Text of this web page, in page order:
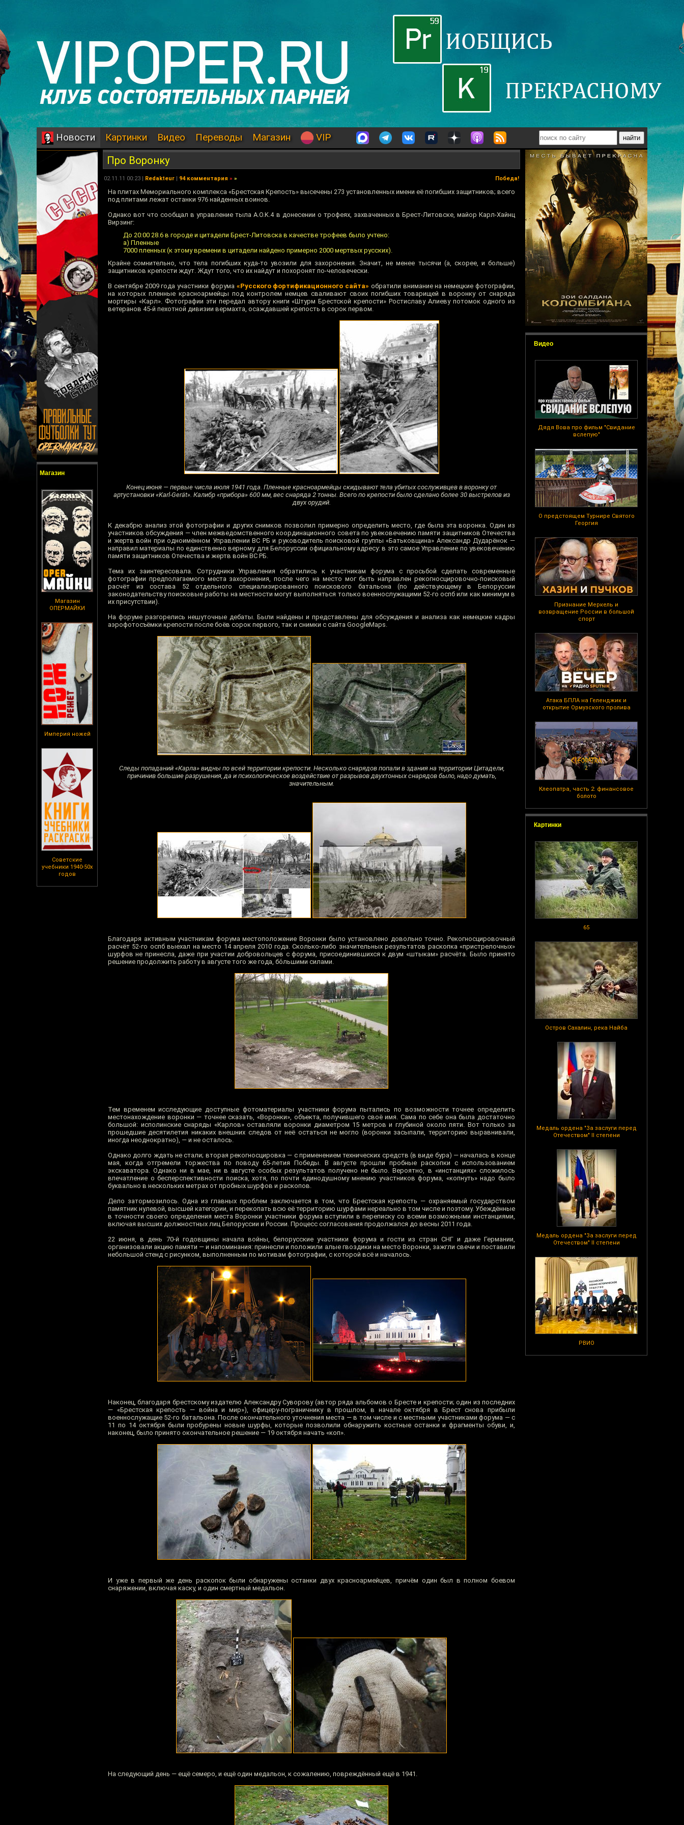
Новости Картинки Видео Переводы Магазин VIP
Магазин
Магазин
ОПЕРМАЙКИ
Империя ножей
Советские
учебники 1940-50х
годов
Видео
Дядя Вова про фильм "Свидание
вслепую"
О предстоящем Турнире Святого
Георгия
Признание Меркель и
возвращение России в большой
спорт
Атака БПЛА на Геленджик и
открытие Ормузского пролива
Клеопатра, часть 2: финансовое
болото
Картинки
65
Остров Сахалин, река Найба
Медаль ордена "За заслуги перед
Отечеством" II степени
Медаль ордена "За заслуги перед
Отечеством" II степени
РВИО
Про Воронку
02.11.11 00:23 | Redakteur | 94 комментария » » Победа!
На плитах Мемориального комплекса «Брестская Крепость» высечены 273 установленных имени её погибших защитников; всего
под плитами лежат останки 976 найденных воинов.
Однако вот что сообщал в управление тыла A.O.K.4 в донесении о трофеях, захваченных в Брест-Литовске, майор Карл-Хайнц
Вирзинг:
До 20:00 28.6 в городе и цитадели Брест-Литовска в качестве трофеев было учтено:
a) Пленные
7000 пленных (к этому времени в цитадели найдено примерно 2000 мертвых русских).
Крайне сомнительно, что тела погибших куда-то увозили для захоронения. Значит, не менее тысячи (а, скорее, и больше)
защитников крепости ждут. Ждут того, что их найдут и похоронят по-человечески.
В сентябре 2009 года участники форума «Русского фортификационного сайта» обратили внимание на немецкие фотографии,
на которых пленные красноармейцы под контролем немцев сваливают своих погибших товарищей в воронку от снаряда
мортиры «Карл». Фотографии эти передал автору книги «Штурм Брестской крепости» Ростиславу Алиеву потомок одного из
ветеранов 45-й пехотной дивизии вермахта, осаждавшей крепость в сорок первом.
Конец июня — первые числа июля 1941 года. Пленные красноармейцы скидывают тела убитых сослуживцев в воронку от
артустановки «Karl-Gerät». Калибр «прибора» 600 мм, вес снаряда 2 тонны. Всего по крепости было сделано более 30 выстрелов из
двух орудий.
К декабрю анализ этой фотографии и других снимков позволил примерно определить место, где была эта воронка. Один из
участников обсуждения — член межведомственного координационного совета по увековечению памяти защитников Отечества
и жертв войн при одноимённом Управлении ВС РБ и руководитель поисковой группы «Батьковщина» Александр Дударёнок —
направил материалы по единственно верному для Белоруссии официальному адресу: в это самое Управление по увековечению
памяти защитников Отечества и жертв войн ВС РБ.
Тема их заинтересовала. Сотрудники Управления обратились к участникам форума с просьбой сделать современные
фотографии предполагаемого места захоронения, после чего на место мог быть направлен рекогносцировочно-поисковый
расчёт из состава 52 отдельного специализированного поискового батальона (по действующему в Белоруссии
законодательству поисковые работы на местности могут выполняться только военнослужащими 52-го оспб или как минимум в
их присутствии).
На форуме разгорелись нешуточные дебаты. Были найдены и представлены для обсуждения и анализа как немецкие кадры
аэрофотосъёмки крепости после боёв сорок первого, так и снимки с сайта GoogleMaps.
Cледы попаданий «Карла» видны по всей территории крепости. Несколько снарядов попали в здания на территории Цитадели,
причинив большие разрушения, да и психологическое воздействие от разрывов двухтонных снарядов было, надо думать,
значительным.
Благодаря активным участникам форума местоположение Воронки было установлено довольно точно. Рекогносцировочный
расчёт 52-го оспб выехал на место 14 апреля 2010 года. Сколько-либо значительных результатов раскопка «пристрелочных»
шурфов не принесла, даже при участии добровольцев с форума, присоединившихся к двум «штыкам» расчёта. Было принято
решение продолжить работу в августе того же года, бо́льшими силами.
Тем временем исследующие доступные фотоматериалы участники форума пытались по возможности точнее определить
местонахождение воронки — точнее сказать, «Воронки», объекта, получившего своё имя. Сама по себе она была достаточно
большой: исполинские снаряды «Карлов» оставляли воронки диаметром 15 метров и глубиной около пяти. Вот только за
прошедшие десятилетия никаких внешних следов от неё остаться не могло (воронки засыпали, территорию выравнивали,
иногда неоднократно), — и не осталось.
Однако долго ждать не стали; вторая рекогносцировка — с применением технических средств (в виде бура) — началась в конце
мая, когда отгремели торжества по поводу 65-летия Победы. В августе прошли пробные раскопки с использованием
экскаватора. Однако ни в мае, ни в августе особых результатов получено не было. Вероятно, в «инстанциях» сложилось
впечатление о бесперспективности поиска, хотя, по почти единодушному мнению участников форума, «копнуть» надо было
буквально в нескольких метрах от пробных шурфов и раскопов.
Дело затормозилось. Одна из главных проблем заключается в том, что Брестская крепость — охраняемый государством
памятник нулевой, высшей категории, и перекопать всю её территорию шурфами нереально в том числе и поэтому. Убеждённые
в точности своего определения места Воронки участники форума вступили в переписку со всеми возможными инстанциями,
включая высших должностных лиц Белоруссии и России. Процесс согласования продолжался до весны 2011 года.
22 июня, в день 70-й годовщины начала войны, белорусские участники форума и гости из стран СНГ и даже Германии,
организовали акцию памяти — и напоминания: принесли и положили алые гвоздики на место Воронки, зажгли свечи и поставили
небольшой стенд с рисунком, выполненным по мотивам фотографии, с которой всё и началось.
Наконец, благодаря брестскому издателю Александру Суворову (автор ряда альбомов о Бресте и крепости; один из последних
— «Брестская крепость — война и мир»), офицеру-пограничнику в прошлом, в начале октября в Брест снова прибыли
военнослужащие 52-го батальона. После окончательного уточнения места — в том числе и с местными участниками форума — с
11 по 14 октября были пробурены новые шурфы, которые позволили обнаружить костные останки и фрагменты обуви, и,
наконец, было принято окончательное решение — 19 октября начать «коп».
И уже в первый же день раскопок были обнаружены останки двух красноармейцев, причём один был в полном боевом
снаряжении, включая каску, и один смертный медальон.
На следующий день — ещё семеро, и ещё один медальон, к сожалению, повреждённый ещё в 1941.